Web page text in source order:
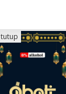
tutup